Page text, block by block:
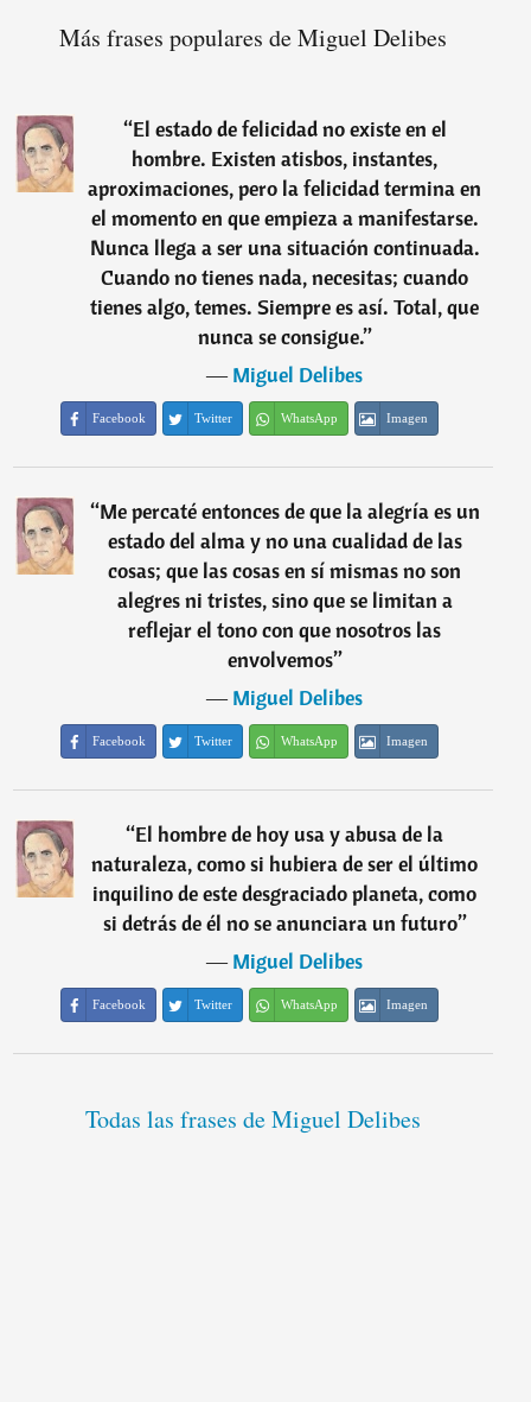
Más frases populares de Miguel Delibes
“El estado de felicidad no existe en el
hombre. Existen atisbos, instantes,
aproximaciones, pero la felicidad termina en
el momento en que empieza a manifestarse.
Nunca llega a ser una situación continuada.
Cuando no tienes nada, necesitas; cuando
tienes algo, temes. Siempre es así. Total, que
nunca se consigue.”
―Miguel Delibes
Facebook Twitter WhatsApp Imagen
“Me percaté entonces de que la alegría es un
estado del alma y no una cualidad de las
cosas; que las cosas en sí mismas no son
alegres ni tristes, sino que se limitan a
reflejar el tono con que nosotros las
envolvemos”
―Miguel Delibes
Facebook Twitter WhatsApp Imagen
“El hombre de hoy usa y abusa de la
naturaleza, como si hubiera de ser el último
inquilino de este desgraciado planeta, como
si detrás de él no se anunciara un futuro”
―Miguel Delibes
Facebook Twitter WhatsApp Imagen
Todas las frases de Miguel Delibes